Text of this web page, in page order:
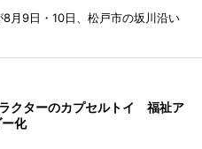
8月9日・10日、松戸市の坂川沿い
クターのカプセルトイ 福祉ア
化